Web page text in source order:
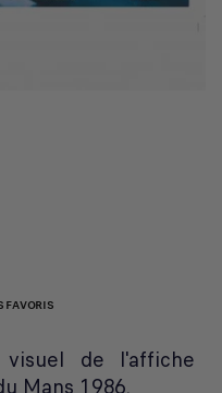
FAVORIS
de l'affiche
Mans 1986.